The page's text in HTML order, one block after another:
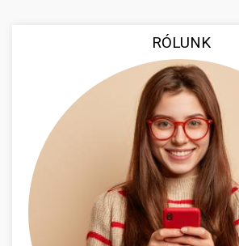
RÓLUNK